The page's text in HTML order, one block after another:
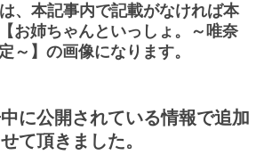
、本記事内で記載がなければ本
お姉ちゃんといっしょ。～唯奈
～】の画像になります。
に公開されている情報で追加
て頂きました。